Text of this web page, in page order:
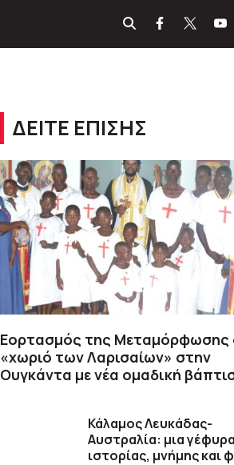
ΔΕΙΤΕ ΕΠΙΣΗΣ
Εορτασμός της Μεταμόρφωσης
«χωριό των Λαρισαίων» στην
Ουγκάντα με νέα ομαδική
Κάλαμος Λευκάδας-
Αυστραλία: μια γέφυρα
ιστορίας, μνήμης και